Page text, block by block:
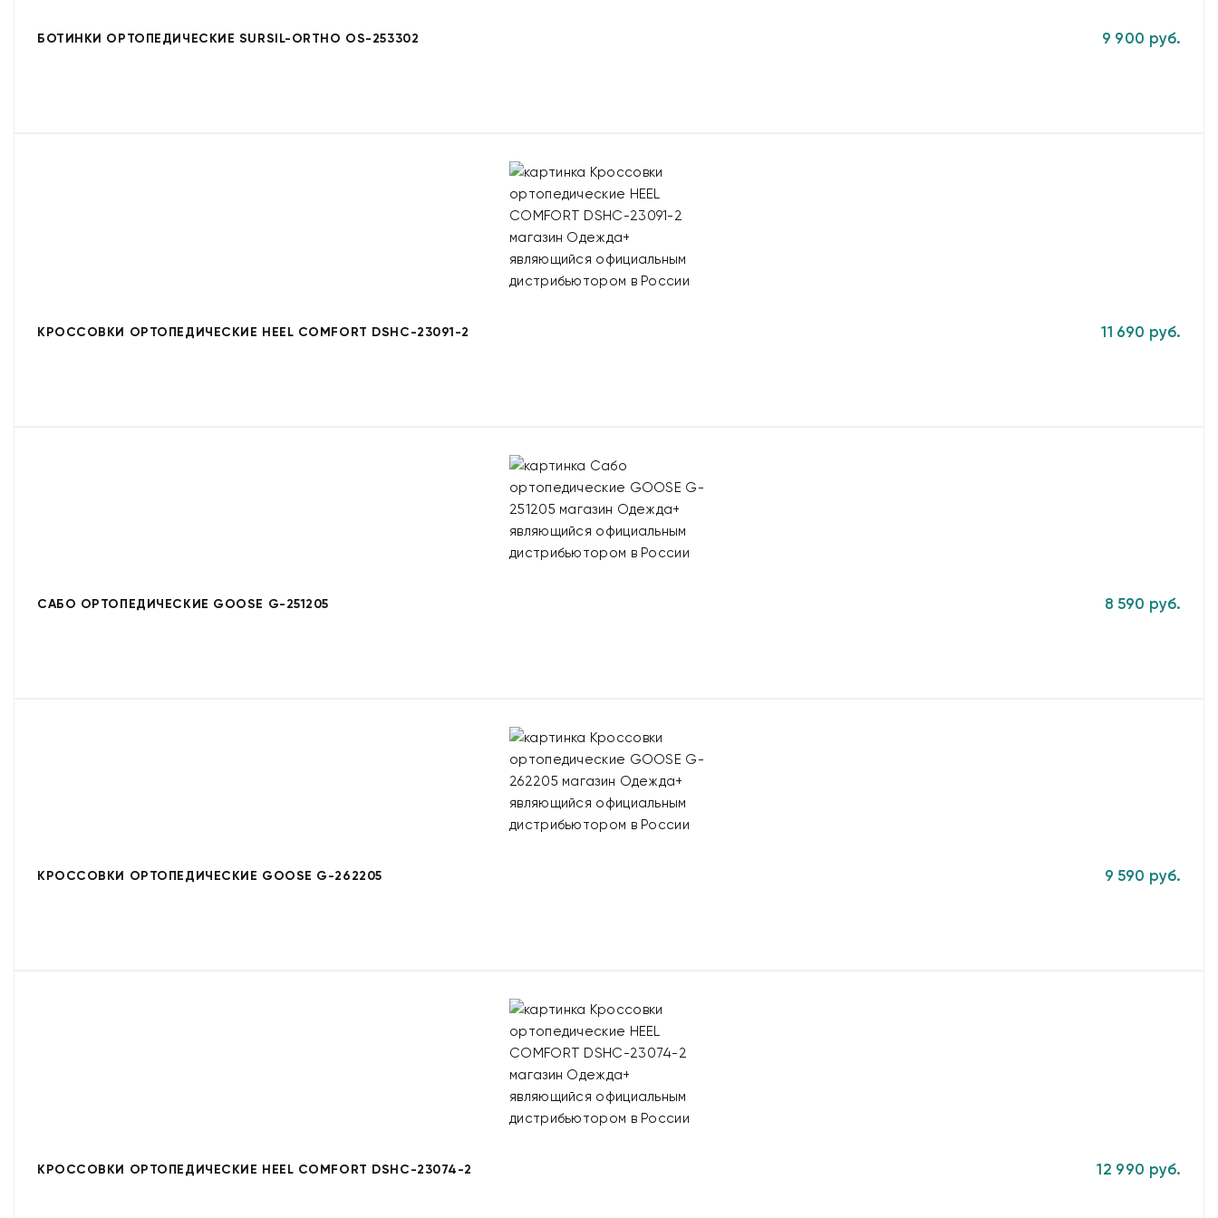
БОТИНКИ ОРТОПЕДИЧЕСКИЕ SURSIL-ORTHO OS-253302 9 900 руб.
КРОССОВКИ ОРТОПЕДИЧЕСКИЕ HEEL COMFORT DSHC-23091-2 11 690 руб.
САБО ОРТОПЕДИЧЕСКИЕ GOOSE G-251205 8 590 руб.
КРОССОВКИ ОРТОПЕДИЧЕСКИЕ GOOSE G-262205 9 590 руб.
КРОССОВКИ ОРТОПЕДИЧЕСКИЕ HEEL COMFORT DSHC-23074-2 12 990 руб.